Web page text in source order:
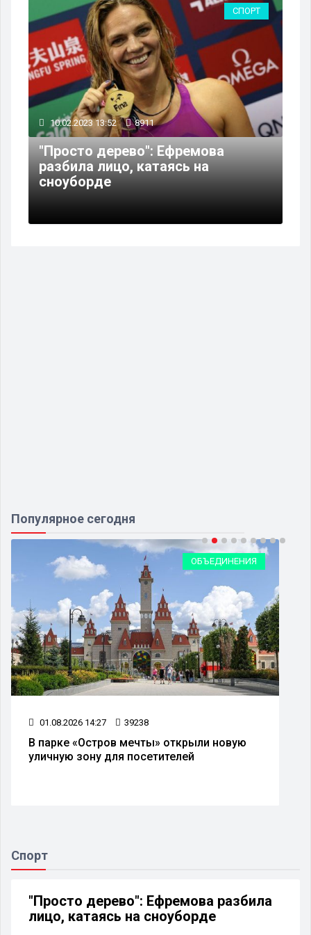
СПОРТ
10.02.2023 13:52 8911
"Просто дерево": Ефремова
разбила лицо, катаясь на
сноуборде
Популярное сегодня
ОБЪЕДИНЕНИЯ
01.08.2026 14:27 39238
В парке «Остров мечты» открыли новую
уличную зону для посетителей
Спорт
"Просто дерево": Ефремова разбила
лицо, катаясь на сноуборде